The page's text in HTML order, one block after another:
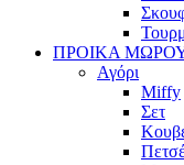
ΠΡΟΙΚΑ
Αγόρι
Miffy
Σετ